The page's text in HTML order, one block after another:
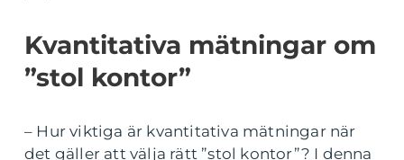
Kvantitativa mätningar om
”stol kontor”
– Hur viktiga är kvantitativa mätningar när
det gäller att välja rätt ”stol kontor”? I denna